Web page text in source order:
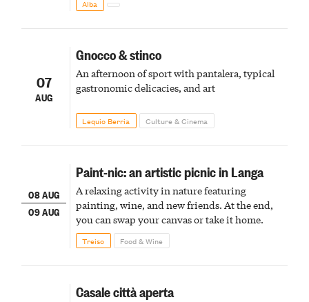
Alba
07
AUG
Gnocco & stinco
An afternoon of sport with pantalera, typical
gastronomic delicacies, and art
Lequio Berria Culture & Cinema
08 AUG
09 AUG
Paint-nic: an artistic picnic in Langa
A relaxing activity in nature featuring
painting, wine, and new friends. At the end,
you can swap your canvas or take it home.
Treiso Food & Wine
Casale città aperta